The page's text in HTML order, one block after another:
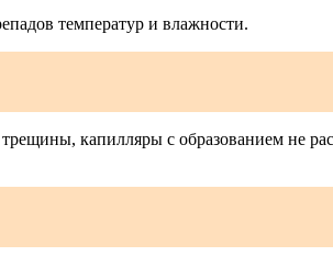
температур и влажности.
капилляры с образованием не